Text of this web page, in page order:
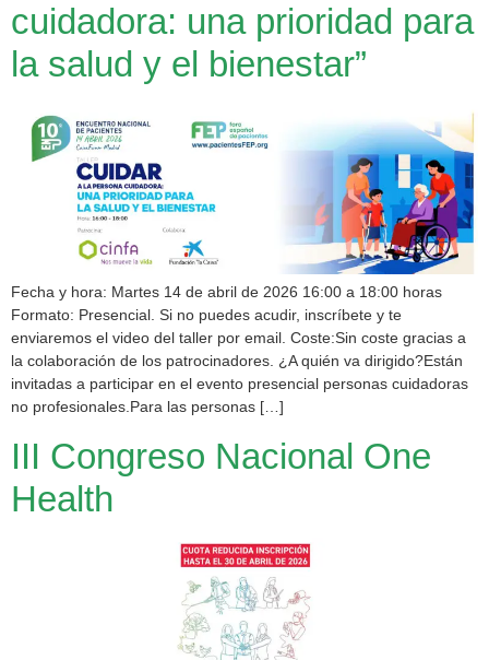
cuidadora: una prioridad para
la salud y el bienestar”
Fecha y hora: Martes 14 de abril de 2026 16:00 a 18:00 horas
Formato: Presencial. Si no puedes acudir, inscríbete y te
enviaremos el video del taller por email. Coste:Sin coste gracias a
la colaboración de los patrocinadores. ¿A quién va dirigido?Están
invitadas a participar en el evento presencial personas cuidadoras
no profesionales.Para las personas […]
III Congreso Nacional One
Health